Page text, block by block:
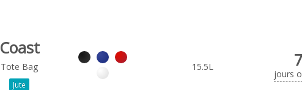
Coast
Tote Bag
Jute
15.5L 7
jours